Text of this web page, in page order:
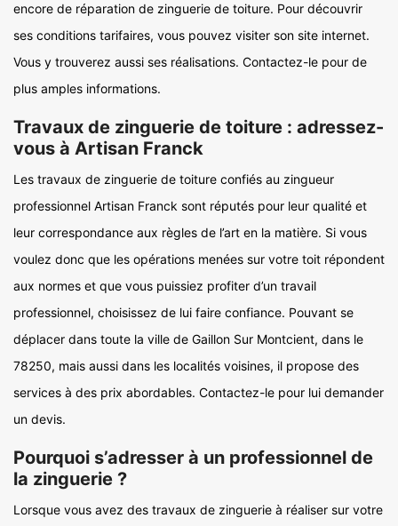
encore de réparation de zinguerie de toiture. Pour découvrir
ses conditions tarifaires, vous pouvez visiter son site internet.
Vous y trouverez aussi ses réalisations. Contactez-le pour de
plus amples informations.
Travaux de zinguerie de toiture : adressez-
vous à Artisan Franck
Les travaux de zinguerie de toiture confiés au zingueur
professionnel Artisan Franck sont réputés pour leur qualité et
leur correspondance aux règles de l’art en la matière. Si vous
voulez donc que les opérations menées sur votre toit répondent
aux normes et que vous puissiez profiter d’un travail
professionnel, choisissez de lui faire confiance. Pouvant se
déplacer dans toute la ville de Gaillon Sur Montcient, dans le
78250, mais aussi dans les localités voisines, il propose des
services à des prix abordables. Contactez-le pour lui demander
un devis.
Pourquoi s’adresser à un professionnel de
la zinguerie ?
Lorsque vous avez des travaux de zinguerie à réaliser sur votre